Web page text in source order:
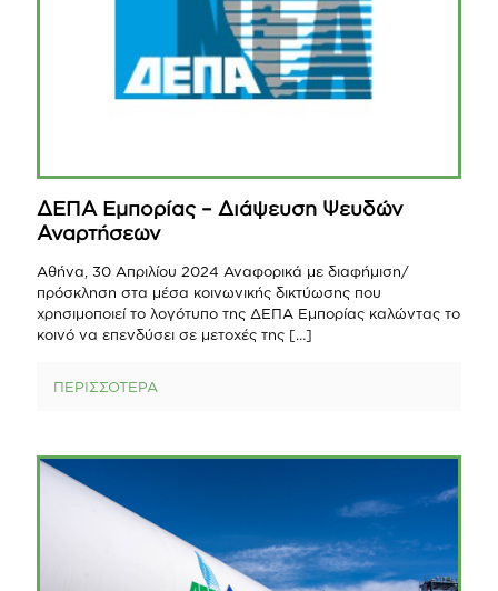
ΔΕΠΑ Εμπορίας – Διάψευση Ψευδών
Αναρτήσεων
Αθήνα, 30 Απριλίου 2024 Αναφορικά με διαφήμιση/
πρόσκληση στα μέσα κοινωνικής δικτύωσης που
χρησιμοποιεί το λογότυπο της ΔΕΠΑ Εμπορίας καλώντας το
κοινό να επενδύσει σε μετοχές της […]
ΠΕΡΙΣΣΟΤΕΡΑ